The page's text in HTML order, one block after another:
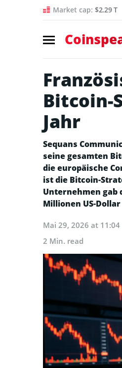
Market cap: $2.29 T
Bitcoin-
Jahr
Sequans
seine gesamten
die europäische
ist die Bitcoin-
Unternehmen gab
Millionen US-
Mai 29, 2026 at 11:04
2 Min. read